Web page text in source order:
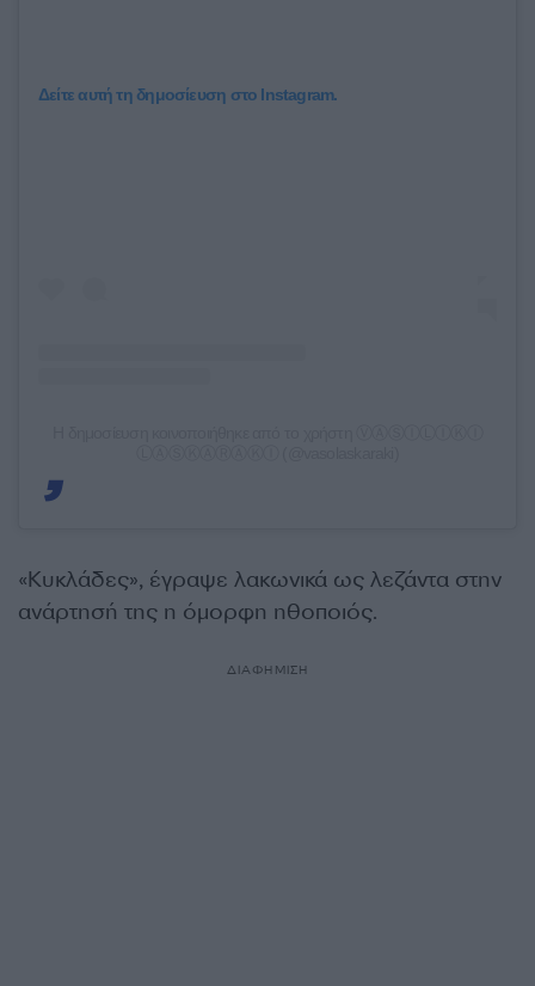
Δείτε αυτή τη δημοσίευση στο Instagram.
«Κυκλάδες», έγραψε λακωνικά ως λεζάντα στην
ανάρτησή της η όμορφη ηθοποιός.
ΔΙΑΦΗΜΙΣΗ